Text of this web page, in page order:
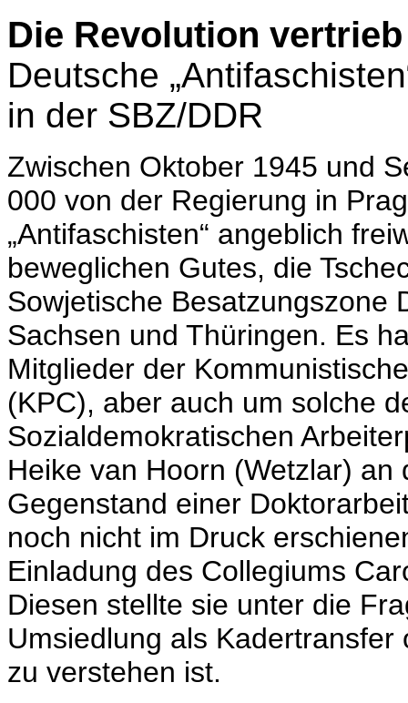
Die Revolution
Deutsche
in der SBZ/DDR
Zwischen Oktober 1945 und
000 von der Regierung in
„Antifaschisten“ angeblich
beweglichen Gutes, die
Sowjetische Besatzungszone
Sachsen und Thüringen. Es
Mitglieder der
(KPC), aber auch um solche
Sozialdemokratischen
Heike van Hoorn (Wetzlar)
Gegenstand einer
noch nicht im Druck
Einladung des Collegiums
Diesen stellte sie unter die
Umsiedlung als Kadertransfer
zu verstehen ist.